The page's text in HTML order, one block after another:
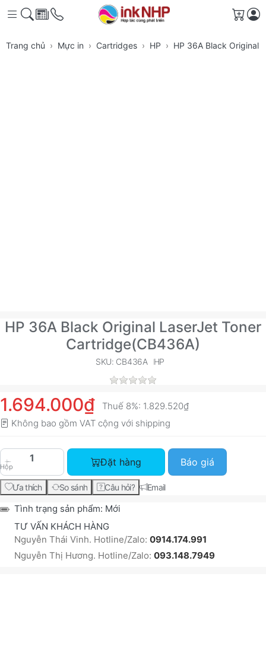
Giỏ
Trang chủ Mực in Cartridges HP HP 36A Black Original
HP 36A Black Original LaserJet Toner
Cartridge(CB436A)
SKU: CB436A HP
1.694.000₫ Thuế 8%: 1.829.520₫
Không bao gồm VAT cộng với shipping
Hộp
HP 36A Black Original LaserJet Toner
Đặt hàng Báo giá
Ưa thích So sánh Câu hỏi? Email
Tình trạng sản phẩm: Mới
TƯ VẤN KHÁCH HÀNG
Nguyễn Thái Vinh. Hotline/Zalo: 0914.174.991
Nguyễn Thị Hương. Hotline/Zalo: 093.148.7949